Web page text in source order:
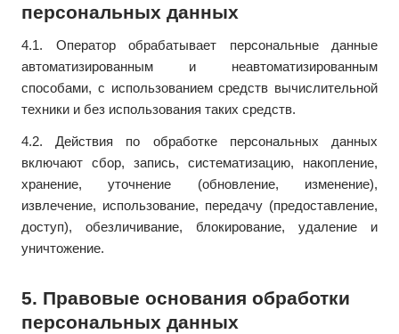
персональных данных
4.1. Оператор обрабатывает персональные данные
автоматизированным и неавтоматизированным
способами, с использованием средств вычислительной
техники и без использования таких средств.
4.2. Действия по обработке персональных данных
включают сбор, запись, систематизацию, накопление,
хранение, уточнение (обновление, изменение),
извлечение, использование, передачу (предоставление,
доступ), обезличивание, блокирование, удаление и
уничтожение.
5. Правовые основания обработки
персональных данных